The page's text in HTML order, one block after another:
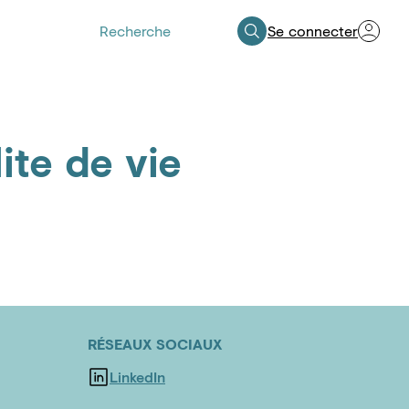
Se connecter
de vie
RÉSEAUX SOCIAUX
LinkedIn